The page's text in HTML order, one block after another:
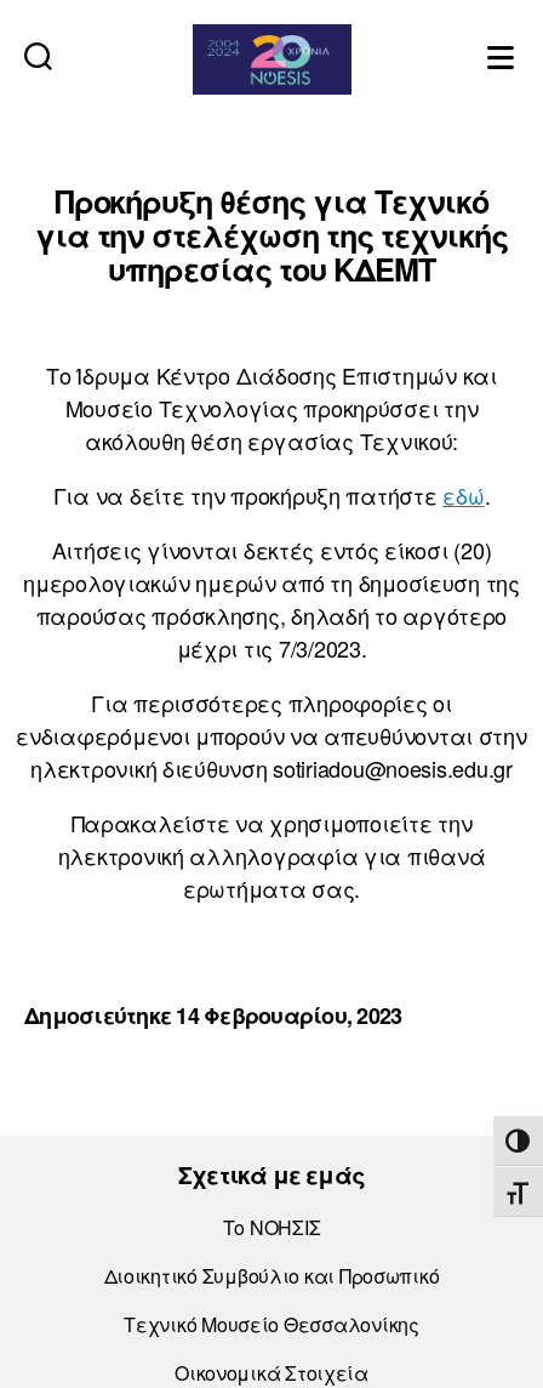
Προκήρυξη θέσης για Τεχνικό
για την στελέχωση της τεχνικής
υπηρεσίας του ΚΔΕΜΤ
Το Ίδρυμα Κέντρο Διάδοσης Επιστημών και
Μουσείο Τεχνολογίας προκηρύσσει την
ακόλουθη θέση εργασίας Τεχνικού:
Για να δείτε την προκήρυξη πατήστε εδώ.
Αιτήσεις γίνονται δεκτές εντός είκοσι (20)
ημερολογιακών ημερών από τη δημοσίευση της
παρούσας πρόσκλησης, δηλαδή το αργότερο
μέχρι τις 7/3/2023.
Για περισσότερες πληροφορίες οι
ενδιαφερόμενοι μπορούν να απευθύνονται στην
ηλεκτρονική διεύθυνση sotiriadou@noesis.edu.gr
Παρακαλείστε να χρησιμοποιείτε την
ηλεκτρονική αλληλογραφία για πιθανά
ερωτήματα σας.
Δημοσιεύτηκε 14 Φεβρουαρίου, 2023
Σχετικά με εμάς
Το ΝΟΗΣΙΣ
Διοικητικό Συμβούλιο και Προσωπικό
Τεχνικό Μουσείο Θεσσαλονίκης
Οικονομικά Στοιχεία